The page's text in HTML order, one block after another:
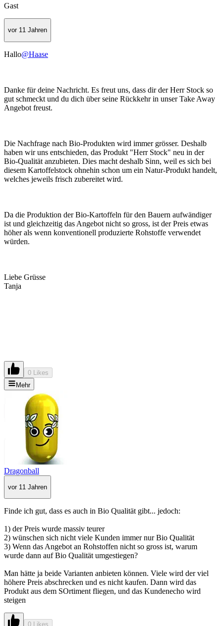
Gast
vor 11 Jahren
Hallo@Haase
Danke für deine Nachricht. Es freut uns, dass dir der Herr Stock so
gut schmeckt und du dich über seine Rückkehr in unser Take Away
Angebot freust.
Die Nachfrage nach Bio-Produkten wird immer grösser. Deshalb
haben wir uns entschieden, das Produkt "Herr Stock" neu in der
Bio-Qualität anzubieten. Dies macht deshalb Sinn, weil es sich bei
diesem Kartoffelstock ohnehin schon um ein Natur-Produkt handelt,
welches jeweils frisch zubereitet wird.
Da die Produktion der Bio-Kartoffeln für den Bauern aufwändiger
ist und gleichzeitig das Angebot nicht so gross, ist der Preis etwas
höher als wenn konventionell produzierte Rohstoffe verwendet
würden.
Liebe Grüsse
Tanja
0 Likes
Mehr
Dragonball
vor 11 Jahren
Finde ich gut, dass es auch in Bio Qualität gibt... jedoch:
1) der Preis wurde massiv teurer
2) wünschen sich nicht viele Kunden immer nur Bio Qualität
3) Wenn das Angebot an Rohstoffen nicht so gross ist, warum
wurde dann auf Bio Qualität umgestiegen?
Man hätte ja beide Varianten anbieten können. Viele wird der viel
höhere Preis abschrecken und es nicht kaufen. Dann wird das
Produkt aus dem SOrtiment fliegen, und das Kundenecho wird
steigen
0 Likes